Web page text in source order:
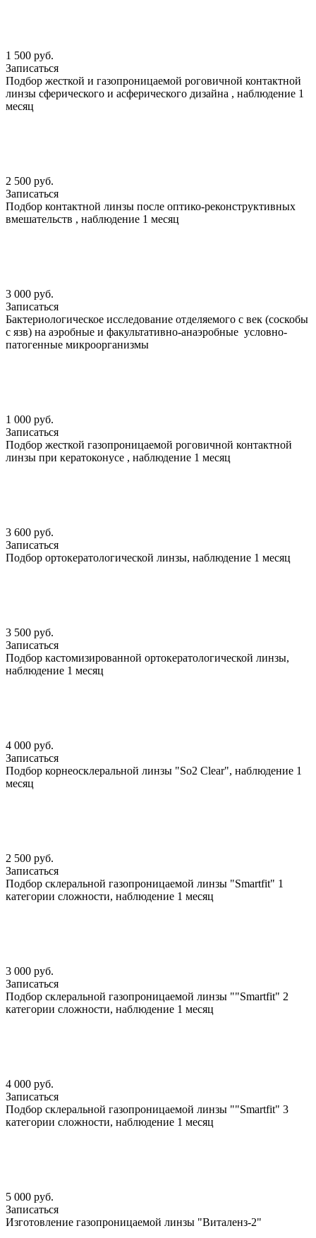
1 500 руб.
Записаться
Подбор жесткой и газопроницаемой роговичной контактной
линзы сферического и асферического дизайна , наблюдение 1
месяц
2 500 руб.
Записаться
Подбор контактной линзы после оптико-реконструктивных
вмешательств , наблюдение 1 месяц
3 000 руб.
Записаться
Бактериологическое исследование отделяемого с век (соскобы
с язв) на аэробные и факультативно-анаэробные условно-
патогенные микроорганизмы
1 000 руб.
Записаться
Подбор жесткой газопроницаемой роговичной контактной
линзы при кератоконусе , наблюдение 1 месяц
3 600 руб.
Записаться
Подбор ортокератологической линзы, наблюдение 1 месяц
3 500 руб.
Записаться
Подбор кастомизированной ортокератологической линзы,
наблюдение 1 месяц
4 000 руб.
Записаться
Подбор корнеосклеральной линзы "So2 Clear", наблюдение 1
месяц
2 500 руб.
Записаться
Подбор склеральной газопроницаемой линзы "Smartfit" 1
категории сложности, наблюдение 1 месяц
3 000 руб.
Записаться
Подбор склеральной газопроницаемой линзы ""Smartfit" 2
категории сложности, наблюдение 1 месяц
4 000 руб.
Записаться
Подбор склеральной газопроницаемой линзы ""Smartfit" 3
категории сложности, наблюдение 1 месяц
5 000 руб.
Записаться
Изготовление газопроницаемой линзы "Виталенз-2"